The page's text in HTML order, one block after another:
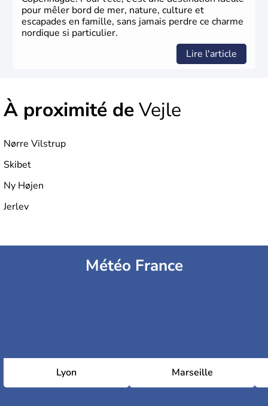
pour mêler bord de mer, nature, culture et
escapades en famille, sans jamais perdre ce charme
nordique si particulier.
Lire l'article
À proximité deVejle
Nørre Vilstrup
Skibet
Ny Højen
Jerlev
Météo France
Lyon Marseille